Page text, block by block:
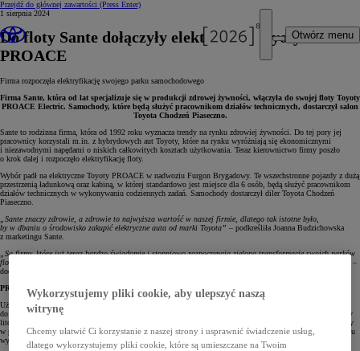
Przejdź do głównej zawartości (Press Enter)
Otwórz menu
1 sierpnia 2024
Do floty Sante dołączyły elektryczne Toyoty
PROACE
Firma rozpoczęła elektryfikację swojego parku samochodowego
Firma Sante, która od lat specjalizuje się w produkcji zdrowej żywności, włączyła do swojej floty Toyoty
PROACE Electric. Samochody, które będą służyć pracownikom działów technicznych, dostarczył salon
Toyota Chodzeń Piaseczno.
Sante to rodzinna firma, która od 1992 roku wyznacza trendy na rynku zdrowiej żywności. Do tej pory jej
pracownicy korzystali m.in. z hybrydowych aut Toyoty, które na rynku wyróżniają się ekonomicznymi
i niezawodnymi napędami o niskich całkowitych kosztach użytkowania. Teraz kierownictwo firmy poszło
o krok dalej i rozpoczęło elektryfikację floty.
Wybór padł na elektryczne Toyoty PROACE w nadwoziu Furgon Brygadowy. Te wszechstronne pojazdy z dużą
przestrzenią ładunkową oraz kabiną, w której standardowo jest miejsce dla 6 osób, będą służyć pracownikom
działów technicznych w wykonywaniu codziennych zadań. Samochody dostarczył diler Toyota Chodzeń
Piaseczno.
„Sante znaczy zdrowie, a zdrowie to najwyższa wartość w naszej firmie, dlatego tak istotne było,
by w dbaniu o środowisko zakupić elektryczne auta od marki Toyota” – podkreśliła Joanna Budzichowska
z marketingu Sante.
„Są firmy, które już teraz bardzo świadomie i stopniowo rozpoczynają zieloną transformację swoich parków
flotowych jak Sante, która odebrała elektryczne Toyoty PROACE. Dziękujemy zarządowi firmy za zaufanie”
–
dodał Damian Targoński, Key Account Manager w Toyota Central Europe.
PROACE Electric z 3-letnią gwarancją E-PRO
Użytkowa Toyota PROACE Electric to wielofunkcyjny samochód, który z łatwością można dostosować
do rodzaju działalności swojej firmy. Pojazd jest wyposażony w elektryczny silnik o mocy 136 KM, zasilany
litowo-jonową baterią o pojemności 50 kWh lub 75 kWh. Maksymalny moment obrotowy 260 Nm dostępny
w pełnym zakresie prędkości sprawia, że auto sprawnie rusza i nabiera prędkości. Zasięg na jednym ładowaniu
wynosi średnio do 303 km i do 398 km w mieście (wg WLTP).
Wykorzystujemy pliki cookie, aby ulepszyć naszą
witrynę
Chcemy ułatwić Ci korzystanie z naszej strony i usprawnić świadczenie usług,
dlatego wykorzystujemy pliki cookie, które są umieszczane na Twoim